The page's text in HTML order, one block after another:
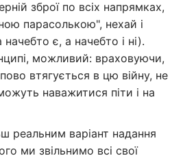
зброї по всіх напрямках,
парасолькою", нехай і
є, а начебто і ні).
можливий: враховуючи,
втягується в цю війну, не
наважитися піти і на
реальним варіант надання
ми звільнимо всі свої